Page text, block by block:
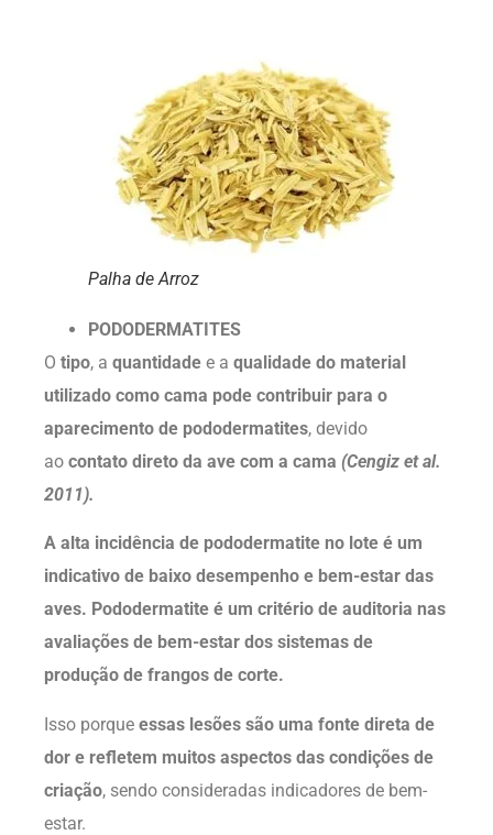
Palha de Arroz
PODODERMATITES
O tipo, a quantidade e a qualidade do material
utilizado como cama pode contribuir para o
aparecimento de pododermatites, devido
ao contato direto da ave com a cama (Cengiz et al.
2011).
A alta incidência de pododermatite no lote é um
indicativo de baixo desempenho e bem-estar das
aves. Pododermatite é um critério de auditoria nas
avaliações de bem-estar dos sistemas de
produção de frangos de corte.
Isso porque essas lesões são uma fonte direta de
dor e refletem muitos aspectos das condições de
criação, sendo consideradas indicadores de bem-
estar.